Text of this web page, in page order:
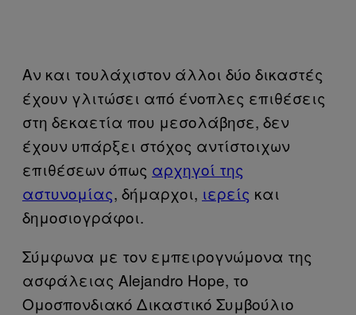
Αν και τουλάχιστον άλλοι δύο δικαστές
έχουν γλιτώσει από ένοπλες επιθέσεις
στη δεκαετία που μεσολάβησε, δεν
έχουν υπάρξει στόχος αντίστοιχων
επιθέσεων όπως αρχηγοί της
αστυνομίας, δήμαρχοι, ιερείς και
δημοσιογράφοι.
Σύμφωνα με τον εμπειρογνώμονα της
ασφάλειας Alejandro Hope, το
Ομοσπονδιακό Δικαστικό Συμβούλιο